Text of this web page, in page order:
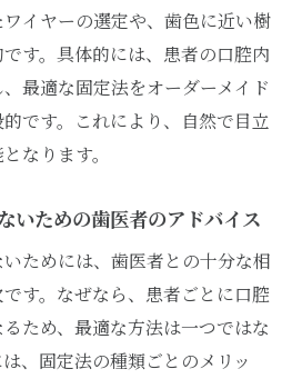
イヤーの選定や、歯色に近い樹
す。具体的には、患者の口腔内
最適な固定法をオーダーメイド
です。これにより、自然で目立
なります。
いための歯医者のアドバイス
ためには、歯医者との十分な相
す。なぜなら、患者ごとに口腔
ため、最適な方法は一つではな
、固定法の種類ごとのメリッ